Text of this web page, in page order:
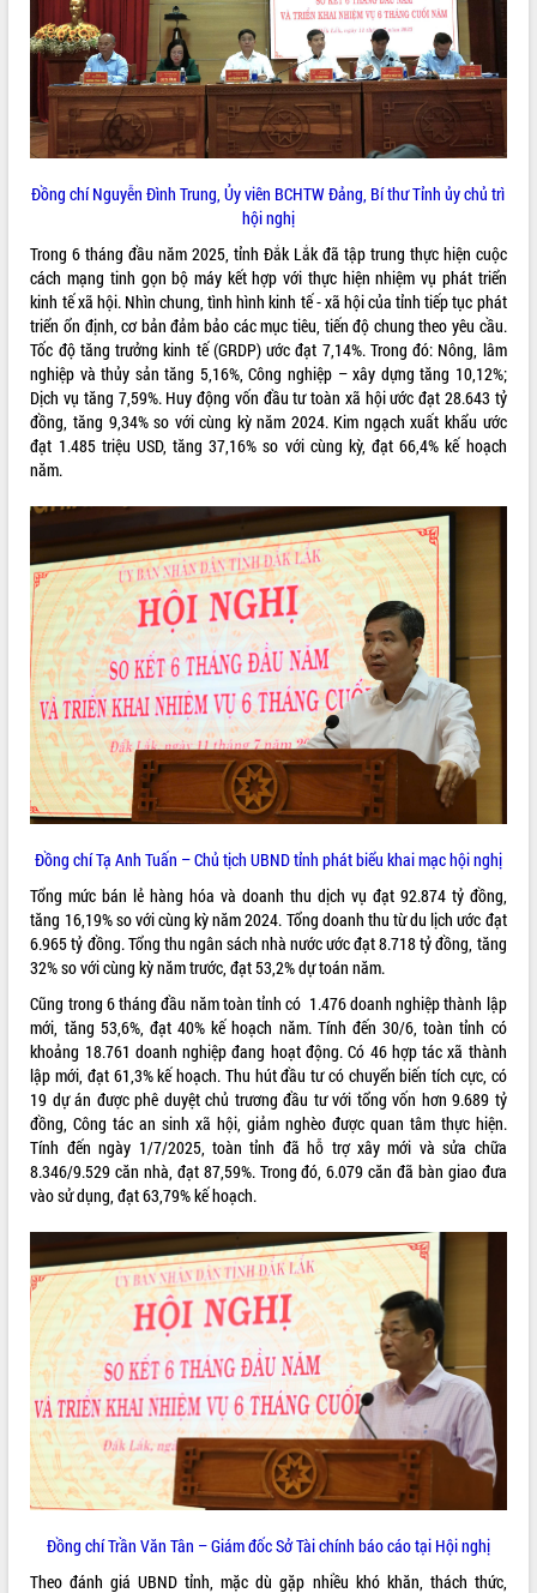
Khám bệnh, cấp phát thuốc miễn phí
và tặng quà người dân xã Cư Pui
Hội nghị UBND tỉnh Đắk Lắk thường kỳ
tháng 7/2026
Lễ truy tặng danh hiệu “Bà Mẹ Việt
Nam Anh hùng” và trao Huân chương
Lao động
UBND tỉnh Đắk Lắk triển khai nhiệm
vụ 6 tháng cuối năm 2026
tỉnh khóa XI quyết nghị nhiều nội dung
Bí thư Tỉnh ủy Lương Nguyễn Minh
Triết thăm, tặng quà người có công với
cách mạng
Rà soát, hoàn thiện hệ thống thiết chế
văn hóa, thể thao đáp ứng yêu cầu
phát triển mới
Thường trực HĐND tỉnh Đắk Lắk gặp
mặt Đoàn chuyên gia y tế TP. Hồ Chí
Minh
Lễ truy điệu và an táng hài cốt liệt sĩ
tại Nghĩa trang Liệt sĩ xã Sơn Hòa
Bàn giải pháp tháo gỡ khó khăn trong
xuất khẩu sầu riêng và triển khai quy
định EUDR
Thứ trưởng Bộ Nông nghiệp và Môi
trường Nguyễn Hoàng Hiệp khảo sát
vùng trồng và doanh nghiệp đóng gói
sầu riêng tại Đắk Lắk
Trình diễn nghệ thuật chế biến các
món ăn từ sầu riêng
Đắk Lắk công bố Quy hoạch và xúc
tiến đầu tư tỉnh
Ngành cá ngừ Đắk Lắk chủ động thích
ứng để giữ vững thị trường xuất khẩu
Diễn đàn Kinh tế tư nhân Việt Nam đột
Đề án 06 tạo bước ngoặt đột phá trong
cải cách hành chính tỉnh Đắk Lắk
Kết nối tour, đẩy mạnh chuyển đổi số
để phát triển du lịch Đắk Lắk
Khởi động Dự án Đầu tư xây dựng hạ
tầng kỹ thuật Cụm công nghiệp Tân
Tiến
Gặp mặt các cơ quan báo chí nhân Kỷ
niệm 101 năm Ngày Báo chí Cách
mạng Việt Nam
Đắk Lắk sơ kết 4 năm triển khai thực
hiện Đề án 06 của Chính phủ
Họp báo thông tin về Hội nghị Công bố
ALBUM ẢNH
LIÊN KẾT WEB
THỐNG KÊ TRUY CẬP
Hôm nay: 28371
Tất cả: 66041111
Đồng chí Nguyễn Đình Trung, Ủy viên BCHTW Đảng, Bí thư Tỉnh ủy chủ trì
hội nghị
Trong 6 tháng đầu năm 2025, tỉnh Đắk Lắk đã tập trung thực hiện cuộc
cách mạng tinh gọn bộ máy kết hợp với thực hiện nhiệm vụ phát triển
kinh tế xã hội. Nhìn chung, tình hình kinh tế - xã hội của tỉnh tiếp tục phát
triển ổn định, cơ bản đảm bảo các mục tiêu, tiến độ chung theo yêu cầu.
Tốc độ tăng trưởng kinh tế (GRDP) ước đạt 7,14%. Trong đó: Nông, lâm
nghiệp và thủy sản tăng 5,16%, Công nghiệp – xây dựng tăng 10,12%;
Dịch vụ tăng 7,59%. Huy động vốn đầu tư toàn xã hội ước đạt 28.643 tỷ
đồng, tăng 9,34% so với cùng kỳ năm 2024. Kim ngạch xuất khẩu ước
đạt 1.485 triệu USD, tăng 37,16% so với cùng kỳ, đạt 66,4% kế hoạch
năm.
Đồng chí Tạ Anh Tuấn – Chủ tịch UBND tỉnh phát biểu khai mạc hội nghị
Tổng mức bán lẻ hàng hóa và doanh thu dịch vụ đạt 92.874 tỷ đồng,
tăng 16,19% so với cùng kỳ năm 2024. Tổng doanh thu từ du lịch ước đạt
6.965 tỷ đồng. Tổng thu ngân sách nhà nước ước đạt 8.718 tỷ đồng, tăng
32% so với cùng kỳ năm trước, đạt 53,2% dự toán năm.
Cũng trong 6 tháng đầu năm toàn tỉnh có 1.476 doanh nghiệp thành lập
mới, tăng 53,6%, đạt 40% kế hoạch năm. Tính đến 30/6, toàn tỉnh có
khoảng 18.761 doanh nghiệp đang hoạt động. Có 46 hợp tác xã thành
lập mới, đạt 61,3% kế hoạch. Thu hút đầu tư có chuyển biến tích cực, có
19 dự án được phê duyệt chủ trương đầu tư với tổng vốn hơn 9.689 tỷ
đồng, Công tác an sinh xã hội, giảm nghèo được quan tâm thực hiện.
Tính đến ngày 1/7/2025, toàn tỉnh đã hỗ trợ xây mới và sửa chữa
8.346/9.529 căn nhà, đạt 87,59%. Trong đó, 6.079 căn đã bàn giao đưa
vào sử dụng, đạt 63,79% kế hoạch.
Đồng chí Trần Văn Tân – Giám đốc Sở Tài chính báo cáo tại Hội nghị
Theo đánh giá UBND tỉnh, mặc dù gặp nhiều khó khăn, thách thức,